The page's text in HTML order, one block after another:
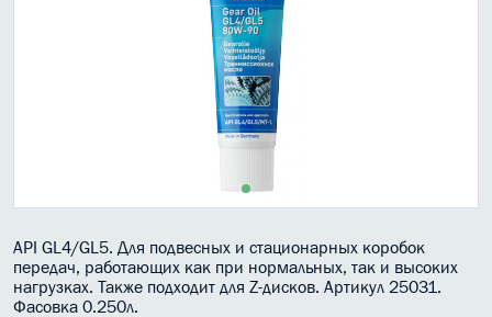
АВТО КОСМЕТИКА
API GL4/GL5. Для подвесных и стационарных коробок
передач, работающих как при нормальных, так и высоких
нагрузках. Также подходит для Z-дисков. Артикул 25031.
Фасовка 0.250л.